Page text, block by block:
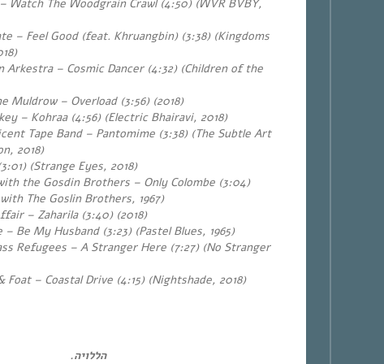
Watch The Woodgrain Crawl (4:50) (WVR BVBY,
– Feel Good (feat. Khruangbin) (3:38)(Kingdoms
Arkestra – Cosmic Dancer (4:32) (Children of the
Muldrow – Overload (3:56) (2018)
– Kohraa (4:56) (Electric Bhairavi, 2018)
Tape Band – Pantomime (3:38) (The Subtle Art
2018)
(Strange Eyes, 2018)
the Gosdin Brothers – Only Colombe (3:04)
The Goslin Brothers, 1967)
– Zaharila (3:40) (2018)
– Be My Husband (3:23) (Pastel Blues, 1965)
Refugees – A Stranger Here (7:27) (No Stranger
Foat – Coastal Drive (4:15) (Nightshade, 2018)
…הללויה.